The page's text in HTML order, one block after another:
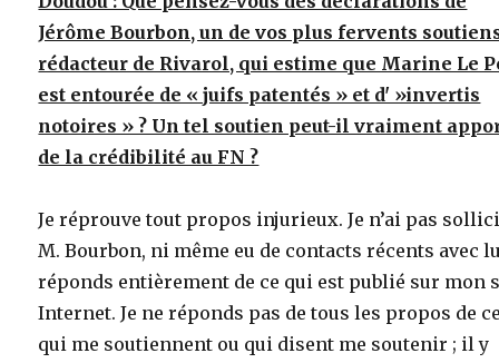
Jérôme Bourbon, un de vos plus fervents
rédacteur de Rivarol, qui estime que Marine Le
est entourée de « juifs patentés » et d' »invertis
notoires » ? Un tel soutien peut-il vraiment
de la crédibilité au FN ?
Je réprouve tout propos injurieux. Je n’ai pas
M. Bourbon, ni même eu de contacts récents avec
réponds entièrement de ce qui est publié sur mon
Internet. Je ne réponds pas de tous les propos de
qui me soutiennent ou qui disent me soutenir ; il y